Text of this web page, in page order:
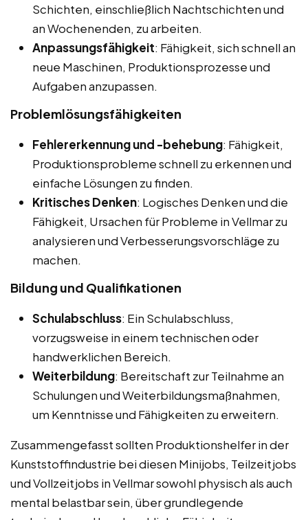
Schichten, einschließlich Nachtschichten und
an Wochenenden, zu arbeiten.
Anpassungsfähigkeit: Fähigkeit, sich schnell an
neue Maschinen, Produktionsprozesse und
Aufgaben anzupassen.
Problemlösungsfähigkeiten
Fehlererkennung und -behebung: Fähigkeit,
Produktionsprobleme schnell zu erkennen und
einfache Lösungen zu finden.
Kritisches Denken: Logisches Denken und die
Fähigkeit, Ursachen für Probleme in Vellmar zu
analysieren und Verbesserungsvorschläge zu
machen.
Bildung und Qualifikationen
Schulabschluss: Ein Schulabschluss,
vorzugsweise in einem technischen oder
handwerklichen Bereich.
Weiterbildung: Bereitschaft zur Teilnahme an
Schulungen und Weiterbildungsmaßnahmen,
um Kenntnisse und Fähigkeiten zu erweitern.
Zusammengefasst sollten Produktionshelfer in der
Kunststoffindustrie bei diesen Minijobs, Teilzeitjobs
und Vollzeitjobs in Vellmar sowohl physisch als auch
mental belastbar sein, über grundlegende